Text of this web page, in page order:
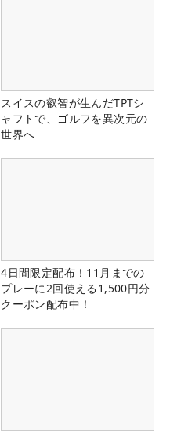
スイスの叡智が生んだTPTシ
ャフトで、ゴルフを異次元の
世界へ
4日間限定配布！11月までの
プレーに2回使える1,500円分
クーポン配布中！